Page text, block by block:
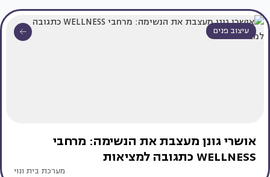
עיצוב פנים
אושרי גונן מעצבת את הנשימה: מרחבי
WELLNESS כתגובה למציאות
מערכת בית ונוי